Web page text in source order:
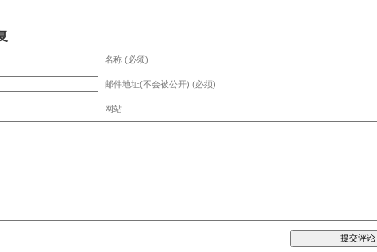
名称 (必须)
邮件地址(不会被公开) (必须)
网站